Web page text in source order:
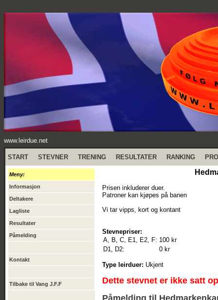
www.leirdue.net
START STEVNER TRENING RESULTATER RANKING
Meny:
Informasjon
Deltakere
Lagliste
Resultater
Påmelding
Kontakt
Tilbake til Vang J.F.F
Prisen inkluderer duer.
Patroner kan kjøpes på banen
Vi tar vipps, kort og kontant
Stevnepriser:
A, B, C, E1, E2, F: 100 kr
D1, D2:
0 kr
Type leirduer: Ukjent
Dette stevnet er ikke satt
Påmelding til